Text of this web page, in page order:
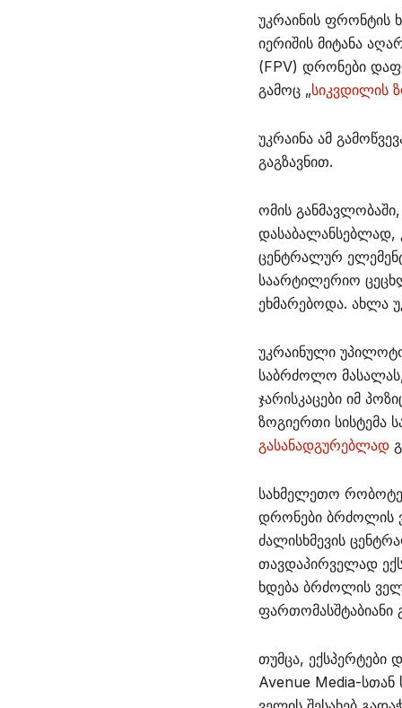
უკრაინის ფრონტის
იერიშის მიტანა
(FPV) დრონები
გამოც „სიკვდილის
უკრაინა ამ
გაგზავნით.
ომის
დასაბალანსებლად,
ცენტრალურ
საარტილერიო
ეხმარებოდა. ახლა
უკრაინული
საბრძოლო
ჯარისკაცები იმ
ზოგიერთი სისტემა
გასანადგურებლად
სახმელეთო
დრონები ბრძოლის
ძალისხმევის
თავდაპირველად
ხდება ბრძოლის
ფართომასშტაბიანი
თუმცა, ექსპერტები
Avenue Media-